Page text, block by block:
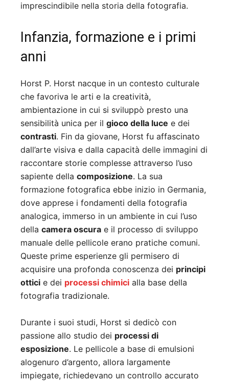
imprescindibile nella storia della fotografia.
Infanzia, formazione e i primi
anni
Horst P. Horst nacque in un contesto culturale
che favoriva le arti e la creatività,
ambientazione in cui si sviluppò presto una
sensibilità unica per il gioco della luce e dei
contrasti. Fin da giovane, Horst fu affascinato
dall’arte visiva e dalla capacità delle immagini di
raccontare storie complesse attraverso l’uso
sapiente della composizione. La sua
formazione fotografica ebbe inizio in Germania,
dove apprese i fondamenti della fotografia
analogica, immerso in un ambiente in cui l’uso
della camera oscura e il processo di sviluppo
manuale delle pellicole erano pratiche comuni.
Queste prime esperienze gli permisero di
acquisire una profonda conoscenza dei principi
ottici e dei processi chimici alla base della
fotografia tradizionale.
Durante i suoi studi, Horst si dedicò con
passione allo studio dei processi di
esposizione. Le pellicole a base di emulsioni
alogenuro d’argento, allora largamente
impiegate, richiedevano un controllo accurato